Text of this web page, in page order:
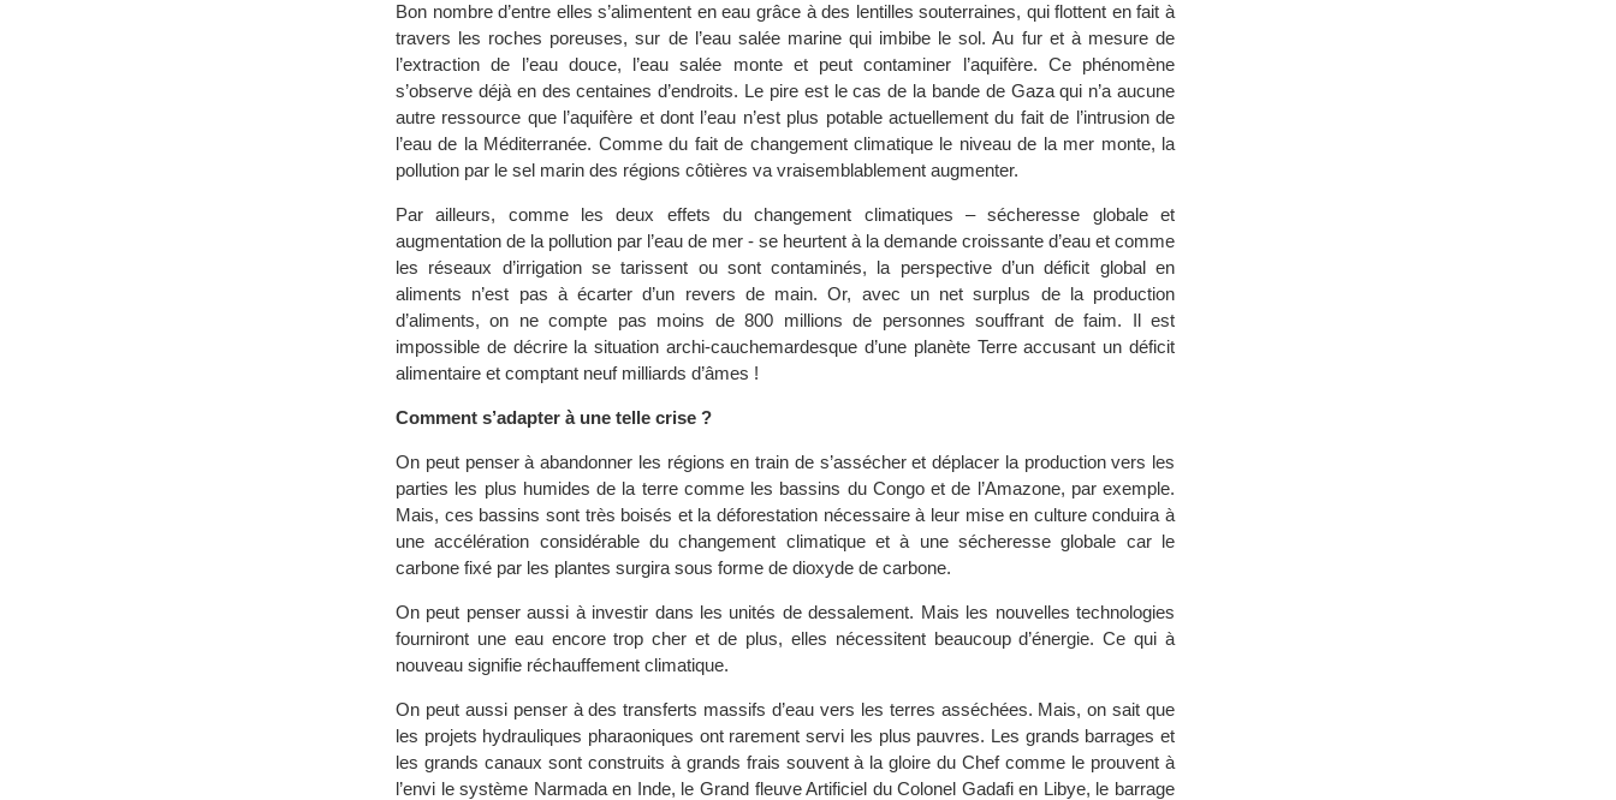
Bon nombre d’entre elles s’alimentent en eau grâce à des lentilles souterraines, qui flottent en fait à
travers les roches poreuses, sur de l’eau salée marine qui imbibe le sol. Au fur et à mesure de
l’extraction de l’eau douce, l’eau salée monte et peut contaminer l’aquifère. Ce phénomène
s’observe déjà en des centaines d’endroits. Le pire est le cas de la bande de Gaza qui n’a aucune
autre ressource que l’aquifère et dont l’eau n’est plus potable actuellement du fait de l’intrusion de
l’eau de la Méditerranée. Comme du fait de changement climatique le niveau de la mer monte, la
pollution par le sel marin des régions côtières va vraisemblablement augmenter.
Par ailleurs, comme les deux effets du changement climatiques – sécheresse globale et
augmentation de la pollution par l’eau de mer - se heurtent à la demande croissante d’eau et comme
les réseaux d’irrigation se tarissent ou sont contaminés, la perspective d’un déficit global en
aliments n’est pas à écarter d’un revers de main. Or, avec un net surplus de la production
d’aliments, on ne compte pas moins de 800 millions de personnes souffrant de faim. Il est
impossible de décrire la situation archi-cauchemardesque d’une planète Terre accusant un déficit
alimentaire et comptant neuf milliards d’âmes !
Comment s’adapter à une telle crise ?
On peut penser à abandonner les régions en train de s’assécher et déplacer la production vers les
parties les plus humides de la terre comme les bassins du Congo et de l’Amazone, par exemple.
Mais, ces bassins sont très boisés et la déforestation nécessaire à leur mise en culture conduira à
une accélération considérable du changement climatique et à une sécheresse globale car le
carbone fixé par les plantes surgira sous forme de dioxyde de carbone.
On peut penser aussi à investir dans les unités de dessalement. Mais les nouvelles technologies
fourniront une eau encore trop cher et de plus, elles nécessitent beaucoup d’énergie. Ce qui à
nouveau signifie réchauffement climatique.
On peut aussi penser à des transferts massifs d’eau vers les terres asséchées. Mais, on sait que
les projets hydrauliques pharaoniques ont rarement servi les plus pauvres. Les grands barrages et
les grands canaux sont construits à grands frais souvent à la gloire du Chef comme le prouvent à
l’envi le système Narmada en Inde, le Grand fleuve Artificiel du Colonel Gadafi en Libye, le barrage